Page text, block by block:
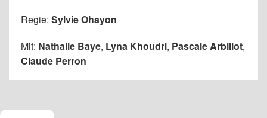
Regie: Sylvie Ohayon
Mit: Nathalie Baye, Lyna Khoudri, Pascale Arbillot,
Claude Perron